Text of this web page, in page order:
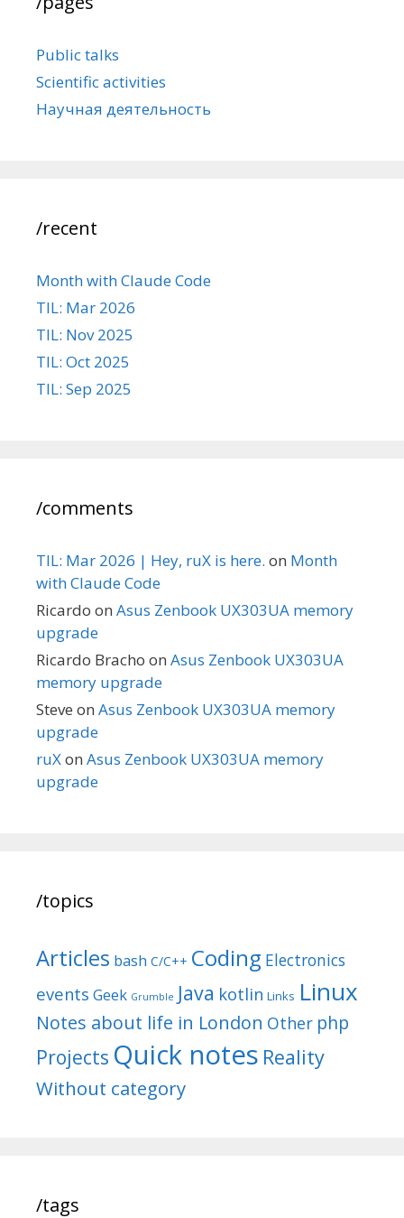
Public talks
Scientific activities
Научная деятельность
/recent
Month with Claude Code
TIL: Mar 2026
TIL: Nov 2025
TIL: Oct 2025
TIL: Sep 2025
/comments
TIL: Mar 2026 | Hey, ruX is here. on Month
with Claude Code
Ricardo on Asus Zenbook UX303UA memory
upgrade
Ricardo Bracho on Asus Zenbook UX303UA
memory upgrade
Steve on Asus Zenbook UX303UA memory
upgrade
ruXon Asus Zenbook UX303UA memory
upgrade
/topics
Articles bash C/C++ Coding Electronics
events Geek Grumble Java kotlin Links Linux
Notes about life in London Other php
Projects Quick notes Reality
Without category
/tags